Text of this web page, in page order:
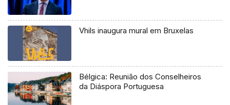
Vhils inaugura mural em Bruxelas
Bélgica: Reunião dos Conselheiros
da Diáspora Portuguesa